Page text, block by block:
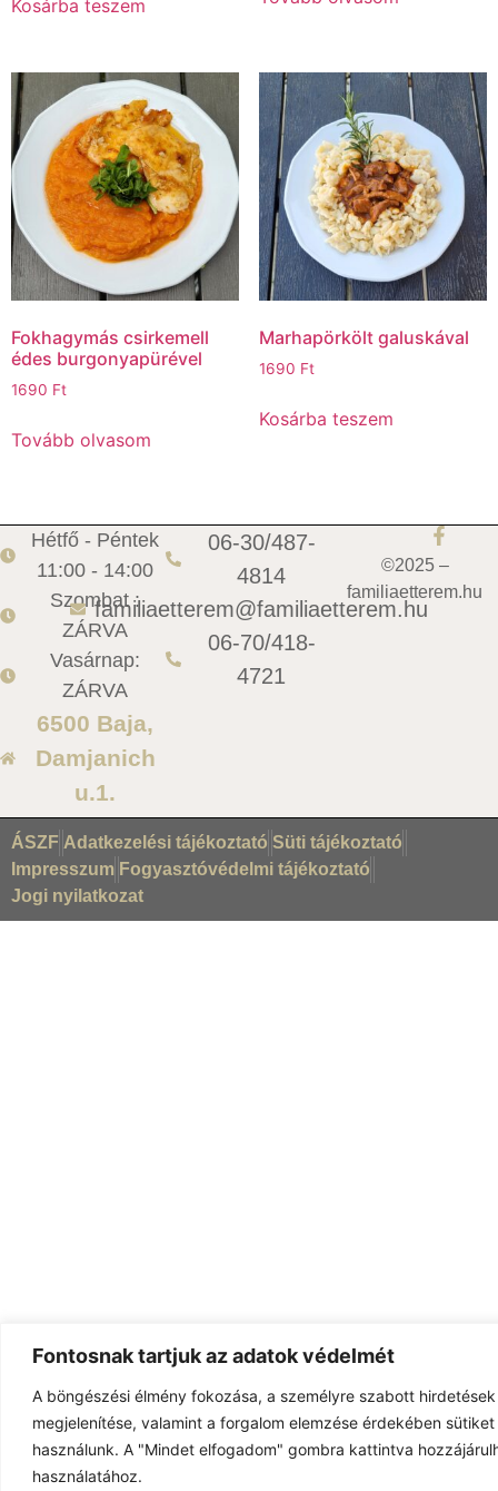
Fontosnak tartjuk az adatok védelmét
A böngészési élmény fokozása, a személyre szabott
megjelenítése, valamint a forgalom elemzése érdekében
használunk. A "Mindet elfogadom" gombra kattintva
használatához.
Kosárba teszem
Fokhagymás csirkemell
édes burgonyapürével
1690 Ft
Tovább olvasom
Marhapörkölt galuskával
1690 Ft
Kosárba teszem
Hétfő - Péntek
11:00 - 14:00
Szombat :
ZÁRVA
Vasárnap:
ZÁRVA
6500 Baja,
Damjanich
u.1.
06-30/487-
4814
familiaetterem@familiaetterem.hu
06-70/418-
4721
©2025 –
familiaetterem.hu
ÁSZF Adatkezelési tájékoztató Süti tájékoztató
Impresszum Fogyasztóvédelmi tájékoztató
Jogi nyilatkozat